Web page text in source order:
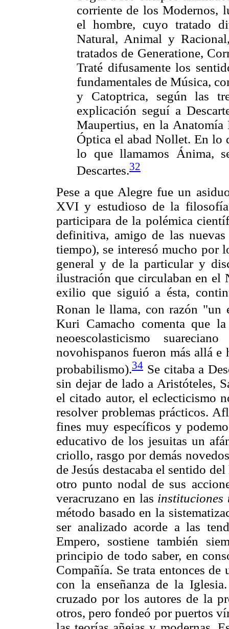
corriente de los Modernos,
el hombre, cuyo tratado
Natural, Animal y
tratados de Generatione,
Traté difusamente los
fundamentales de Música,
y Catoptrica, según las
explicación seguí a
Maupertius, en la
Óptica el abad Nollet. En lo
lo que llamamos Ánima,
Descartes.32
Pese a que Alegre fue un
XVI y estudioso de la filosofía
participara de la polémica
definitiva, amigo de las
tiempo), se interesó mucho por
general y de la particular y
ilustración que circulaban en
exilio que siguió a ésta,
Ronan le llama, con razón "un
Kuri Camacho comenta que
neoescolasticismo
novohispanos fueron más allá
probabilismo).34 Se citaba a
sin dejar de lado a Aristóteles,
el citado autor, el eclecticismo
resolver problemas prácticos.
fines muy específicos y
educativo de los jesuitas un
criollo, rasgo por demás
de Jesús destacaba el sentido
otro punto nodal de sus
veracruzano en las instituciones
método basado en la
ser analizado acorde a las
Empero, sostiene también
principio de todo saber, en
Compañía. Se trata entonces
con la enseñanza de la
cruzado por los autores de la
otros, pero fondeó por puertos